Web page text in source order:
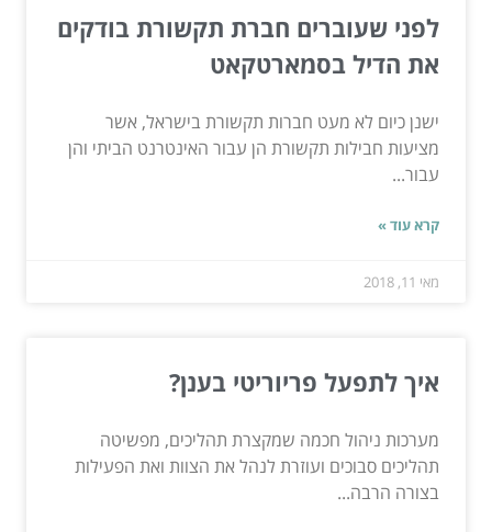
לפני שעוברים חברת תקשורת בודקים
את הדיל בסמארטקאט
ישנן כיום לא מעט חברות תקשורת בישראל, אשר
מציעות חבילות תקשורת הן עבור האינטרנט הביתי והן
עבור...
קרא עוד »
מאי 11, 2018
איך לתפעל פריוריטי בענן?
מערכות ניהול חכמה שמקצרת תהליכים, מפשיטה
תהליכים סבוכים ועוזרת לנהל את הצוות ואת הפעילות
בצורה הרבה...